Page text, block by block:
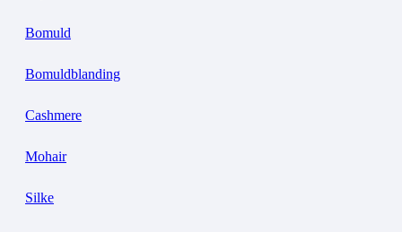
Bomuld
Bomuldblanding
Cashmere
Mohair
Silke